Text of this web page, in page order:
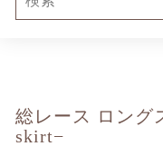
I
R
総レース ロング
skirt−